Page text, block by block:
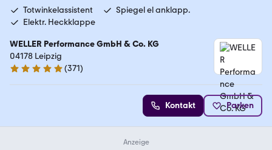
Totwinkelassistent
Spiegel el anklapp.
Elektr. Heckklappe
WELLER Performance GmbH & Co. KG
04178 Leipzig
4.8 Sterne
(371)
Kontakt Parken